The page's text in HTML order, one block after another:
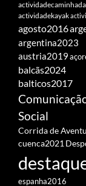
actividadecaminhada
actividadekayak
agosto2016
argentina2023
austria2019
balcãs2024
balticos2017
Social
Corrida de
cuenca2021
espanha2016